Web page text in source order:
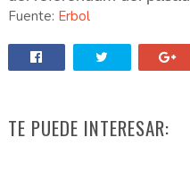
Fuente: Erbol
TE PUEDE INTERESAR: